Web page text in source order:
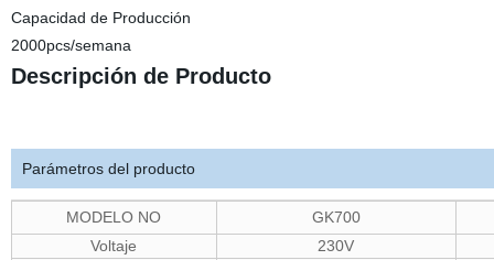
Capacidad de Producción
2000pcs/semana
Descripción de Producto
Parámetros del producto
MODELO NO
GK700
Voltaje
230V